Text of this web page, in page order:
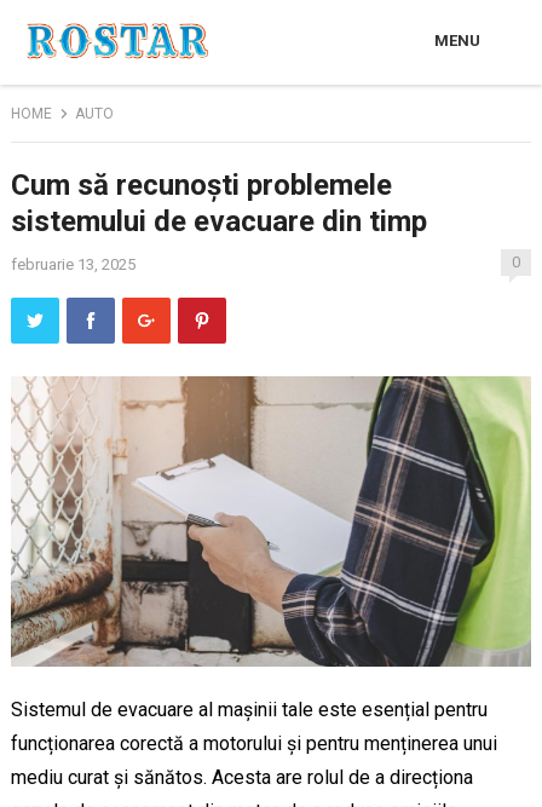
MENU
HOME AUTO
Cum să recunoști problemele
sistemului de evacuare din timp
februarie 13, 2025 0
Sistemul de evacuare al mașinii tale este esențial pentru
funcționarea corectă a motorului și pentru menținerea unui
mediu curat și sănătos. Acesta are rolul de a direcționa